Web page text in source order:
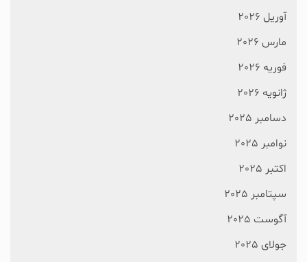
آوریل 2026
مارس 2026
فوریه 2026
ژانویه 2026
دسامبر 2025
نوامبر 2025
اکتبر 2025
سپتامبر 2025
آگوست 2025
جولای 2025